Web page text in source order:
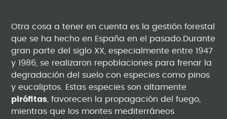
Otra cosa a tener en cuenta es la gestión forestal
que se ha hecho en España en el pasado.Durante
gran parte del siglo XX, especialmente entre 1947
y 1986, se realizaron repoblaciones para frenar la
degradación del suelo con especies como pinos
y eucaliptos. Estas especies son altamente
pirófitas , favorecen la propagación del fuego,
mientras que los montes mediterráneos